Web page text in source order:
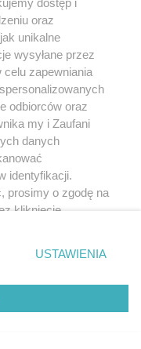
dostęp i
oraz
unikalne
wysyłane przez
celu zapewniania
odbiorców oraz
my i Zaufani
danych
identyfikacji.
prosimy o zgodę na
kliknięcie
prywatności
strony
zgody
się takiemu
zastosowanie tylko
USTAWIENIA